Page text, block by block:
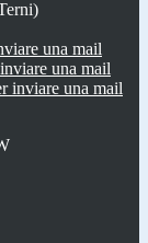
una mail
una mail
inviare una mail